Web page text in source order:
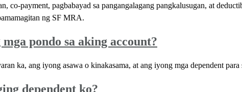
co-payment, pagbabayad sa pangangalagang pangkalusugan, at
ng SF MRA.
pondo sa aking account?
ka, ang iyong asawa o kinakasama, at ang iyong mga dependent para
dependent ko?